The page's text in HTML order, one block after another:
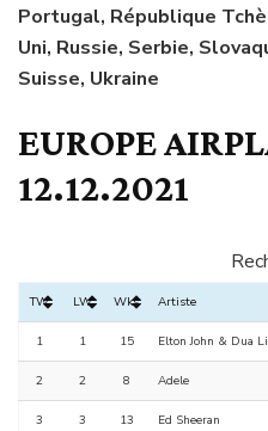
Portugal, République
Uni, Russie, Serbie,
Suisse, Ukraine
EUROPE
12.12.2021
TW LW Wks Artiste
1 1 15 Elton John & Dua
2 2 8 Adele
3 3 13 Ed Sheeran